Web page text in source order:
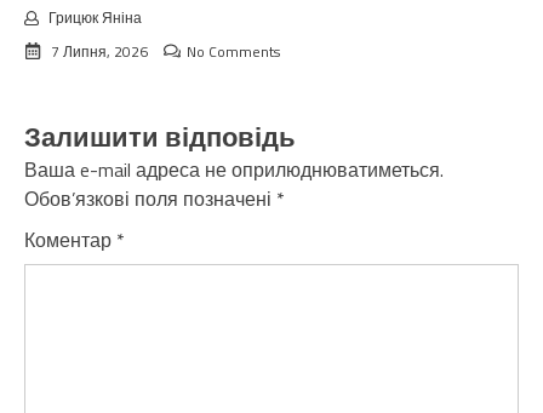
Грицюк Яніна
7 Липня, 2026
No Comments
Залишити відповідь
Ваша e-mail адреса не оприлюднюватиметься.
Обов’язкові поля позначені *
Коментар *